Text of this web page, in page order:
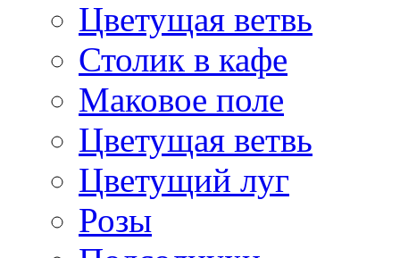
Цветущая ветвь
Столик в кафе
Маковое поле
Цветущая ветвь
Цветущий луг
Розы